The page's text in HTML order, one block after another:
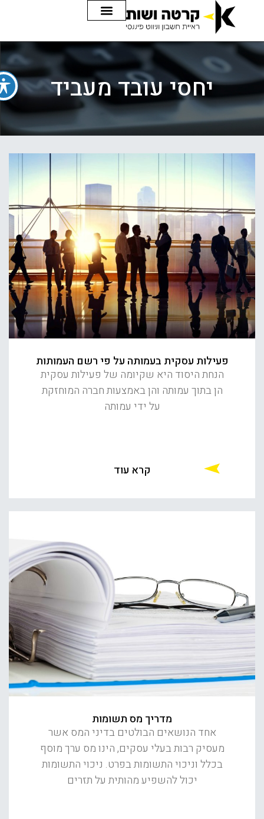
יחסי עובד מעביד
פעילות עסקית בעמותה על פי רשם העמותות
הנחת היסוד היא שקיומה של פעילות עסקית
הן בתוך עמותה והן באמצעות חברה המוחזקת
על ידי עמותה
קרא עוד
מדריך מס תשומות
אחד הנושאים הבולטים בדיני המס אשר
מעסיק רבות בעלי עסקים, הינו מס ערך מוסף
בכלל וניכוי התשומות בפרט. ניכוי התשומות
יכול להשפיע מהותית על תזרים